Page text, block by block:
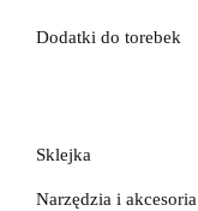
Dodatki do torebek
Sklejka
Narzędzia i akcesoria